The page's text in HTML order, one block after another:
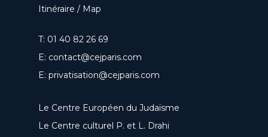
Itinéraire / Map
T: 01 40 82 26 69
E: contact@cejparis.com
E: privatisation@cejparis.com
Le Centre Européen du Judaïsme
Le Centre culturel P. et L. Drahi